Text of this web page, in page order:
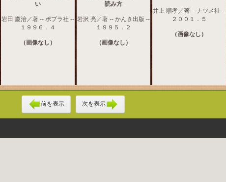
い
岩田 慶治／著 -- ポプラ社 --
１９９６．４
（画像なし）
読み方
岩沢 亮／著 -- かんき出版 --
１９９５．２
（画像なし）
井上 順孝／著 -- ナツメ社 --
２００１．５
（画像なし）
前を表示 次を表示